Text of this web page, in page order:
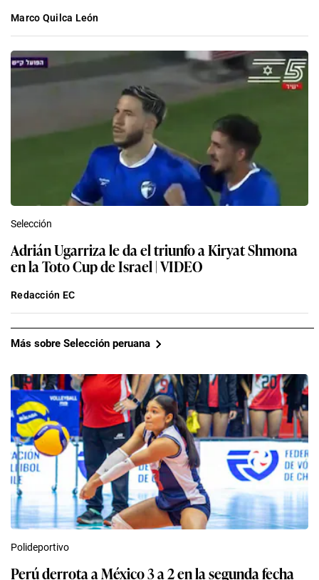
Marco Quilca León
Selección
Adrián Ugarriza le da el triunfo a Kiryat Shmona
en la Toto Cup de Israel | VIDEO
Redacción EC
Más sobre Selección peruana
Polideportivo
Perú derrota a México 3 a 2 en la segunda fecha